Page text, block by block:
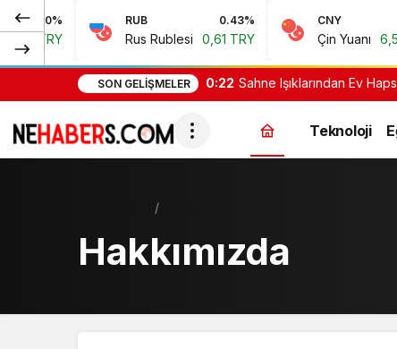
0% RUB 0.43%
Rus Rublesi 0,61 TRY
CNY
Çin Yuanı 6,59
SON GELIŞMELER
0:22 Sahne Işıklarından Ev
Teknoloji
Hakkımızda